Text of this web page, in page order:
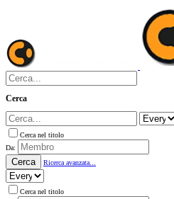
Cerca
Cerca nel titolo
Da:
Cerca Ricerca avanzata...
Cerca nel titolo